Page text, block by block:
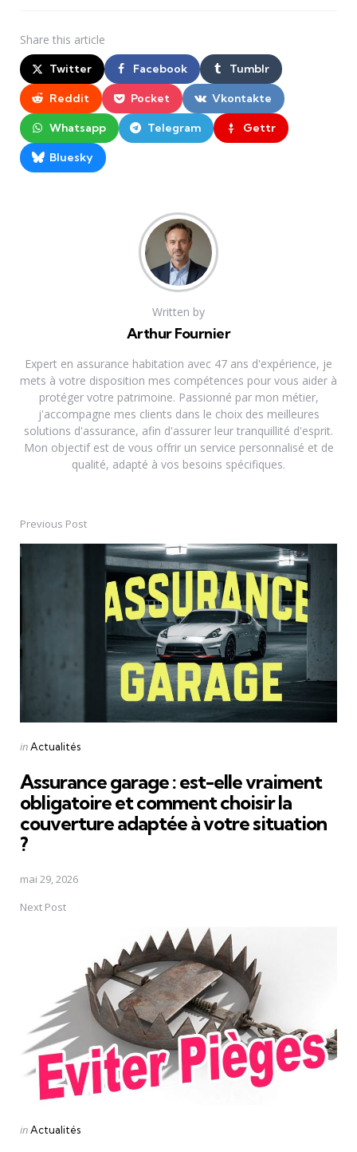
Share this article
Twitter Facebook Tumblr
Reddit Pocket Vkontakte
Whatsapp Telegram Gettr
Bluesky
Written by
Arthur Fournier
Expert en assurance habitation avec 47 ans d'expérience, je
mets à votre disposition mes compétences pour vous aider à
protéger votre patrimoine. Passionné par mon métier,
j'accompagne mes clients dans le choix des meilleures
solutions d'assurance, afin d'assurer leur tranquillité d'esprit.
Mon objectif est de vous offrir un service personnalisé et de
qualité, adapté à vos besoins spécifiques.
Post
navigation
Previous Post
Posted
inActualités
Assurance garage : est-elle vraiment
obligatoire et comment choisir la
couverture adaptée à votre situation
?
mai 29, 2026
Next Post
Posted
inActualités